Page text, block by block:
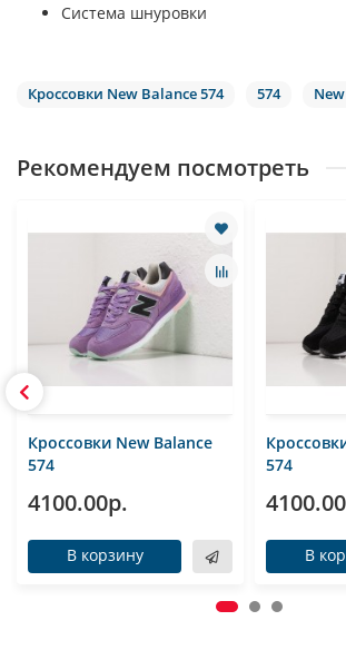
Система шнуровки
Кроссовки New Balance 574 574
Рекомендуем посмотреть
Кроссовки New Balance
574
4100.00р.
В корзину
574
В